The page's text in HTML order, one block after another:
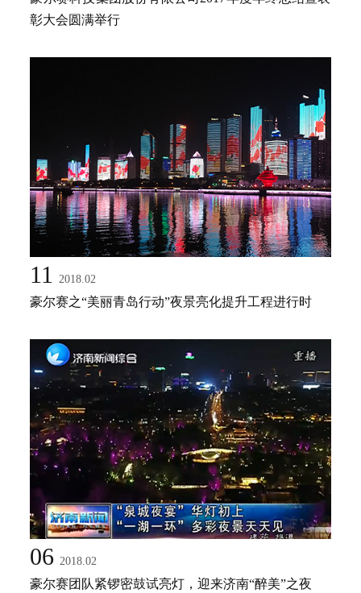
彰大会圆满举行
11 2018.02
豪尔赛之“美丽青岛行动”夜景亮化提升工程进行时
06 2018.02
豪尔赛团队紧锣密鼓试亮灯，迎来济南“醉美”之夜